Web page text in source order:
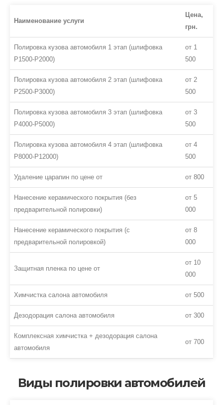
Наименование услуги
Цена,
грн.
Полировка кузова автомобиля 1 этап (шлифовка
P1500-P2000)
от 1
500
Полировка кузова автомобиля 2 этап (шлифовка
P2500-P3000)
от 2
500
Полировка кузова автомобиля 3 этап (шлифовка
P4000-P5000)
от 3
500
Полировка кузова автомобиля 4 этап (шлифовка
P8000-P12000)
от 4
500
Удаление царапин по цене от от 800
Нанесение керамического покрытия (без
предварительной полировки)
от 5
000
Нанесение керамического покрытия (с
предварительной полировкой)
от 8
000
Защитная пленка по цене от
от 10
000
Химчистка салона автомобиля от 500
Дезодорация салона автомобиля от 300
Комплексная химчистка + дезодорация салона
автомобиля
от 700
Виды полировки автомобилей